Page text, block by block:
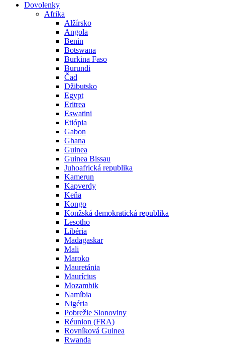
Dovolenky
Afrika
Alžírsko
Angola
Benin
Botswana
Burkina Faso
Burundi
Čad
Džibutsko
Egypt
Eritrea
Eswatini
Etiópia
Gabon
Ghana
Guinea
Guinea Bissau
Juhoafrická republika
Kamerun
Kapverdy
Keňa
Kongo
Konžská demokratická republika
Lesotho
Libéria
Madagaskar
Mali
Maroko
Mauretánia
Maurícius
Mozambik
Namíbia
Nigéria
Pobrežie Slonoviny
Réunion (FRA)
Rovníková Guinea
Rwanda